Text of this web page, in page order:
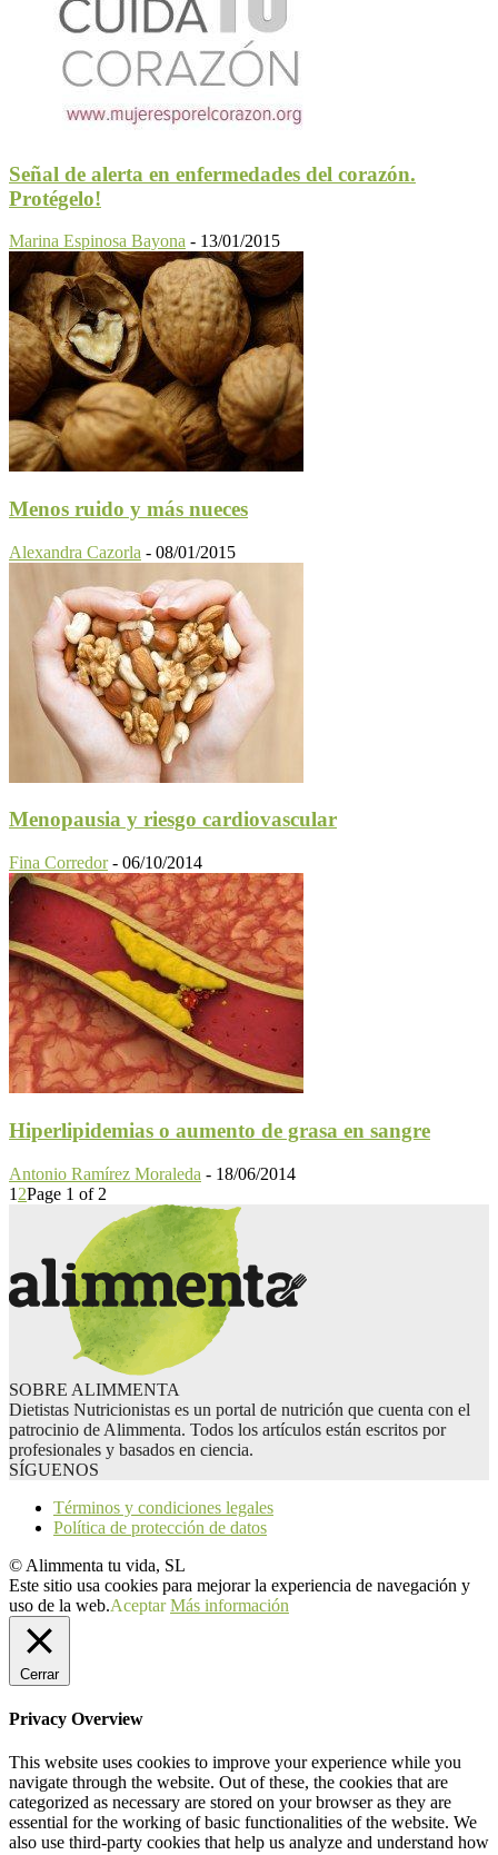
Señal de alerta en enfermedades del corazón.
Protégelo!
Marina Espinosa Bayona - 13/01/2015
Menos ruido y más nueces
Alexandra Cazorla - 08/01/2015
Menopausia y riesgo cardiovascular
Fina Corredor - 06/10/2014
Hiperlipidemias o aumento de grasa en sangre
Antonio Ramírez Moraleda - 18/06/2014
1 2Page 1 of 2
SOBRE ALIMMENTA
Dietistas Nutricionistas es un portal de nutrición que cuenta con el
patrocinio de Alimmenta. Todos los artículos están escritos por
profesionales y basados en ciencia.
SÍGUENOS
Términos y condiciones legales
Política de protección de datos
© Alimmenta tu vida, SL
Este sitio usa cookies para mejorar la experiencia de navegación y
uso de la web.Aceptar Más información
Cerrar
Privacy Overview
This website uses cookies to improve your experience while you
navigate through the website. Out of these, the cookies that are
categorized as necessary are stored on your browser as they are
essential for the working of basic functionalities of the website. We
also use third-party cookies that help us analyze and understand how